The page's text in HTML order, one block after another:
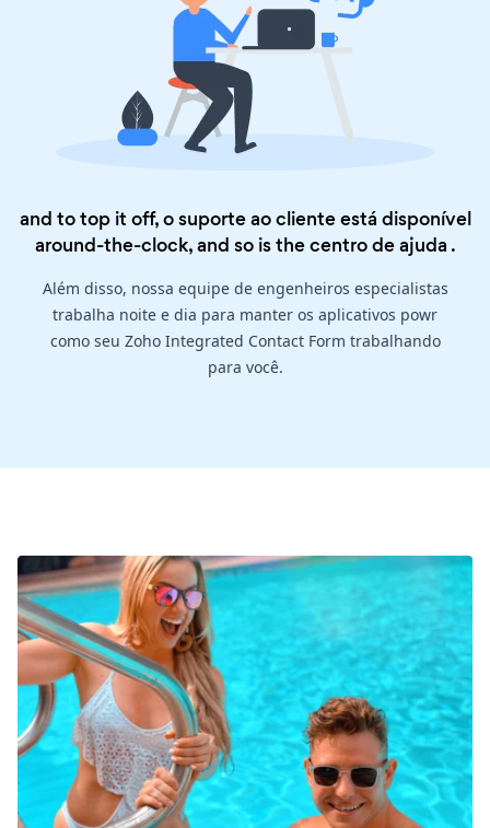
and to top it off, o suporte ao cliente está disponível
around-the-clock, and so is thecentro de ajuda .
Além disso, nossa equipe de engenheiros especialistas
trabalha noite e dia para manter os aplicativos powr
como seu Zoho Integrated Contact Form trabalhando
para você.